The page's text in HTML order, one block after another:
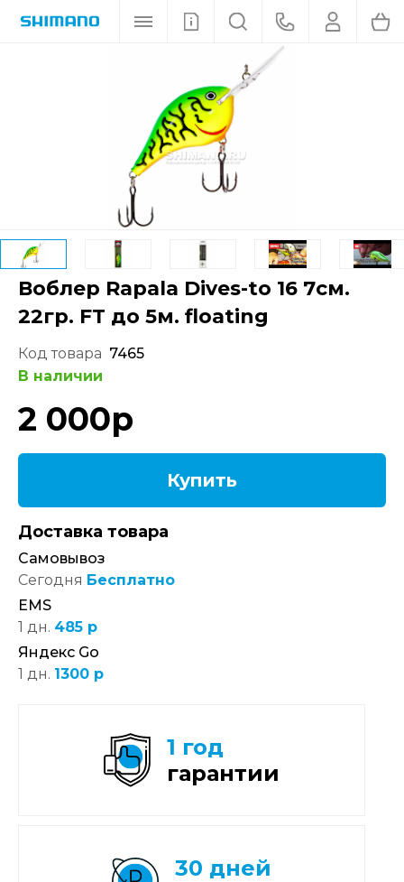
Воблер Rapala Dives-to 16 7см.
22гр. FT до 5м. floating
Код товара 7465
В наличии
2 000р
Купить
Доставка товара
Самовывоз
Сегодня Бесплатно
EMS
1 дн. 485 р
Яндекс Go
1 дн. 1300 р
1 год
гарантии
30 дней